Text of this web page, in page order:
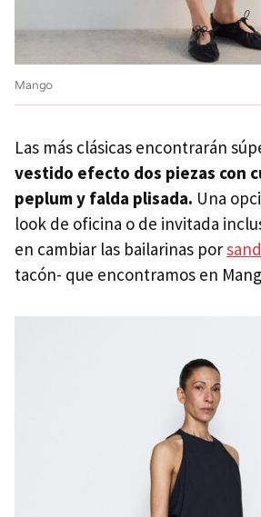
Mango
Las más clásicas encontrarán
vestido efecto dos piezas con
peplum y falda plisada. Una
look de oficina o de invitada
en cambiar las bailarinas por
tacón- que encontramos en